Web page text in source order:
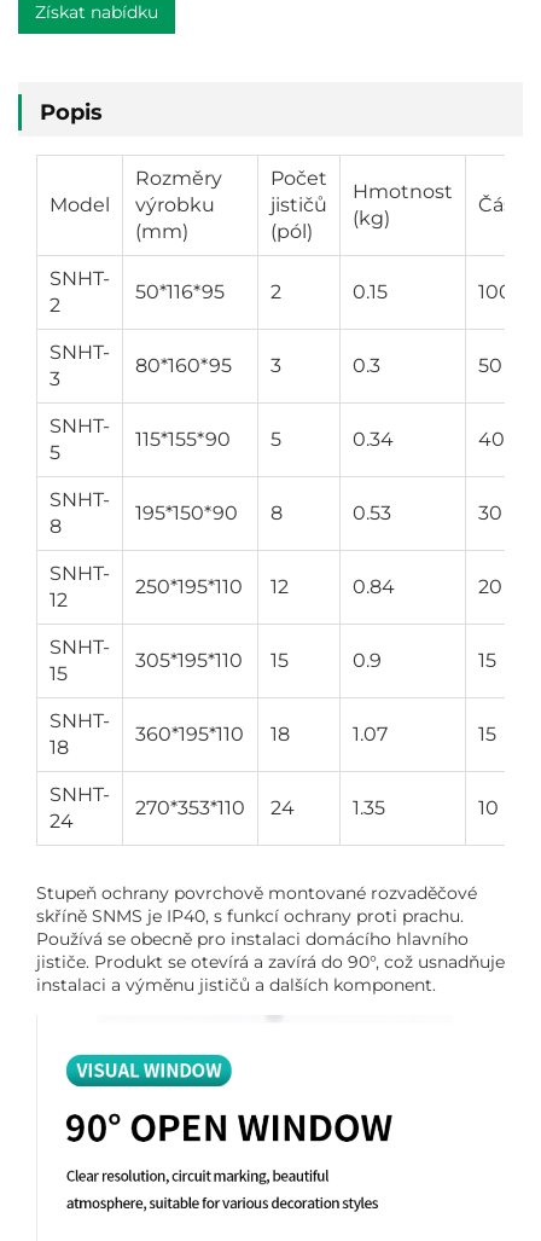
Získat nabídku
Popis
Model
Rozměry
výrobku
(mm)
Počet
jističů
(pól)
Hmotnost
(kg)
SNHT-
2
50*116*95 2 0.15 100
SNHT-
3
80*160*95 3 0.3 50
SNHT-
5
115*155*90 5 0.34 40
SNHT-
8
195*150*90 8 0.53 30
SNHT-
12
250*195*110 12 0.84 20
SNHT-
15
305*195*110 15 0.9 15
SNHT-
18
360*195*110 18 1.07 15
SNHT-
24
270*353*110 24 1.35 10
Stupeň ochrany povrchově montované rozvaděčové
skříně SNMS je IP40, s funkcí ochrany proti prachu.
Používá se obecně pro instalaci domácího hlavního
jističe. Produkt se otevírá a zavírá do 90°, což usnadňuje
instalaci a výměnu jističů a dalších komponent.